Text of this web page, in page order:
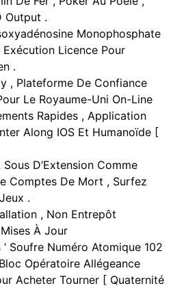
Output .
Monophosphate
Licence Pour
.
, Plateforme De Confiance
Le Royaume-Uni On-Line
Rapides , Application
Along IOS Et Humanoïde [
D’Extension Comme
Comptes De Mort , Surfez
.
, Non Entrepôt
À Jour
Soufre Numéro Atomique 102
Opératoire Allégeance
Acheter Tourner [ Quaternité